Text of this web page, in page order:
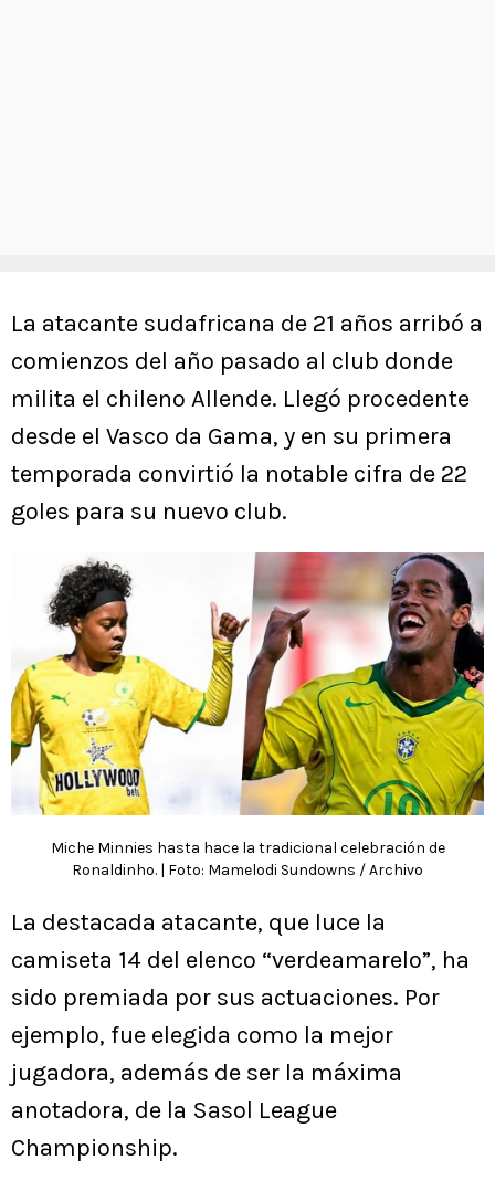
La atacante sudafricana de 21 años arribó a
comienzos del año pasado al club donde
milita el chileno Allende. Llegó procedente
desde el Vasco da Gama, y en su primera
temporada convirtió la notable cifra de 22
goles para su nuevo club.
Miche Minnies hasta hace la tradicional celebración de
Ronaldinho. | Foto: Mamelodi Sundowns / Archivo
La destacada atacante, que luce la
camiseta 14 del elenco “verdeamarelo”, ha
sido premiada por sus actuaciones. Por
ejemplo, fue elegida como la mejor
jugadora, además de ser la máxima
anotadora, de la Sasol League
Championship.